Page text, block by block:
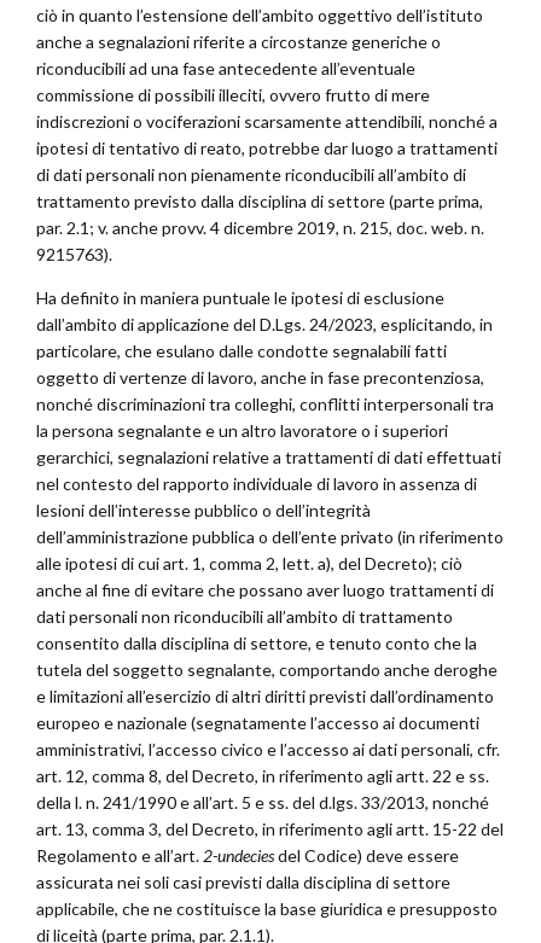
ciò in quanto l’estensione dell’ambito oggettivo dell’istituto
anche a segnalazioni riferite a circostanze generiche o
riconducibili ad una fase antecedente all’eventuale
commissione di possibili illeciti, ovvero frutto di mere
indiscrezioni o vociferazioni scarsamente attendibili, nonché a
ipotesi di tentativo di reato, potrebbe dar luogo a trattamenti
di dati personali non pienamente riconducibili all’ambito di
trattamento previsto dalla disciplina di settore (parte prima,
par. 2.1; v. anche provv. 4 dicembre 2019, n. 215, doc. web. n.
9215763).
Ha definito in maniera puntuale le ipotesi di esclusione
dall’ambito di applicazione del D.Lgs. 24/2023, esplicitando, in
particolare, che esulano dalle condotte segnalabili fatti
oggetto di vertenze di lavoro, anche in fase precontenziosa,
nonché discriminazioni tra colleghi, conflitti interpersonali tra
la persona segnalante e un altro lavoratore o i superiori
gerarchici, segnalazioni relative a trattamenti di dati effettuati
nel contesto del rapporto individuale di lavoro in assenza di
lesioni dell’interesse pubblico o dell’integrità
dell’amministrazione pubblica o dell’ente privato (in riferimento
alle ipotesi di cui art. 1, comma 2, lett. a), del Decreto); ciò
anche al fine di evitare che possano aver luogo trattamenti di
dati personali non riconducibili all’ambito di trattamento
consentito dalla disciplina di settore, e tenuto conto che la
tutela del soggetto segnalante, comportando anche deroghe
e limitazioni all’esercizio di altri diritti previsti dall’ordinamento
europeo e nazionale (segnatamente l’accesso ai documenti
amministrativi, l’accesso civico e l’accesso ai dati personali, cfr.
art. 12, comma 8, del Decreto, in riferimento agli artt. 22 e ss.
della l. n. 241/1990 e all’art. 5 e ss. del d.lgs. 33/2013, nonché
art. 13, comma 3, del Decreto, in riferimento agli artt. 15-22 del
Regolamento e all’art. 2-undeciesdel Codice) deve essere
assicurata nei soli casi previsti dalla disciplina di settore
applicabile, che ne costituisce la base giuridica e presupposto
di liceità (parte prima, par. 2.1.1).